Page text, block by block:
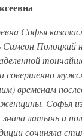
Софья
Полоцкий
совершенно
временам
Софья
латынь и
сочиняла